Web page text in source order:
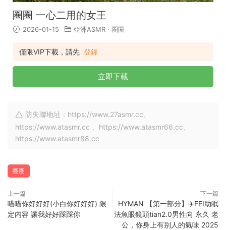
圈圈 一心二用的女王
2026-01-15 亞洲ASMR · 圈圈
僅限VIP下載，請先 登錄
立即下載
防失聯地址：https://www.27asmr.cc、
https://www.atasmr.cc 、https://www.atasmr66.cc、
https://www.atasmr88.cc
圈圈
上一篇
喵喵你好好好(小白你好好好) 限
定内容 讓我好好踩踩你
下一篇
HYMAN 【第一部分】✈️FEI助眠
法魚眼鏡頭tian2.0男性向 永久 老
公，你身上有别人的氣味 2025